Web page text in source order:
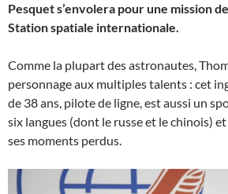
Pesquet s’envolera pour une mission
Station spatiale internationale.
Comme la plupart des astronautes,
personnage aux multiples talents : cet
de 38 ans, pilote de ligne, est aussi un
six langues (dont le russe et le chinois)
ses moments perdus.